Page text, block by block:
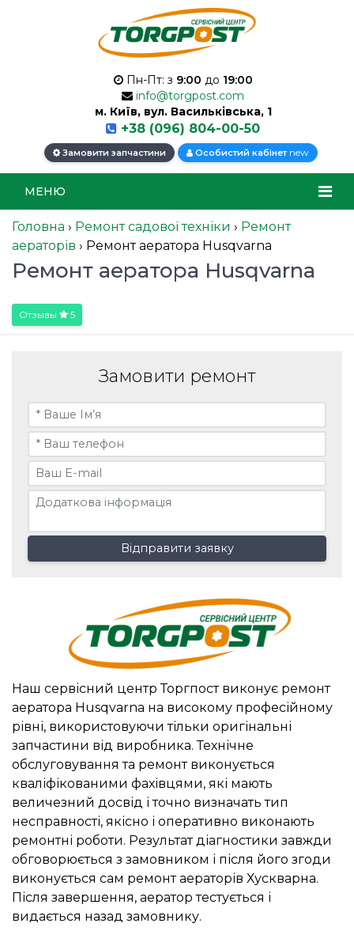
Пн-Пт: з 9:00 до 19:00
info@torgpost.com
м. Київ, вул. Васильківська, 1
+38 (096) 804-00-50
Замовити запчастини Особистий кабінет new
МЕНЮ
Головна › Ремонт садової техніки › Ремонт
аераторів › Ремонт аератора Husqvarna
Ремонт аератора Husqvarna
Отзывы 5
Наш сервісний центр Торгпост виконує ремонт
аератора Husqvarna на високому професійному
рівні, використовуючи тільки оригінальні
запчастини від виробника. Технічне
обслуговування та ремонт виконується
кваліфікованими фахівцями, які мають
величезний досвід і точно визначать тип
несправності, якісно і оперативно виконають
ремонтні роботи. Результат діагностики завжди
обговорюється з замовником і після його згоди
виконується сам ремонт аераторів Хускварна.
Після завершення, аератор тестується і
видається назад замовнику.
Замовити ремонт
Відправити заявку